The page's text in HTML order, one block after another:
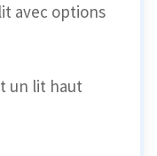
avec options
un lit haut